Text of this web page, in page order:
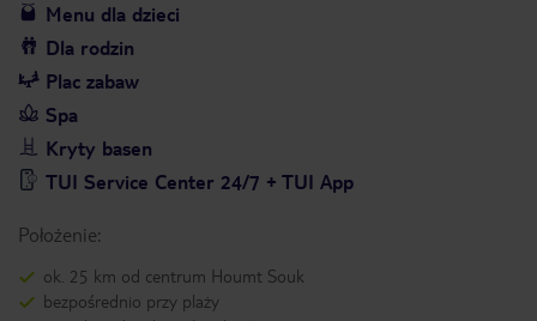
Menu dla dzieci
Dla rodzin
Plac zabaw
Spa
Kryty basen
TUI Service Center 24/7 + TUI App
Położenie:
ok. 25 km od centrum Houmt Souk
bezpośrednio przy plaży